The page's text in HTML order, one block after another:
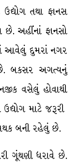
ઉદ્યોગ તથા ફાનસ
છે. અહીંનાં ફાનસો
આવેલું દુમરાં નગર
બકસર અગત્યનું
વસેલું હોવાથી
માટે જરૂરી
બની રહેલું છે.
ગૂંથણી ધરાવે છે.